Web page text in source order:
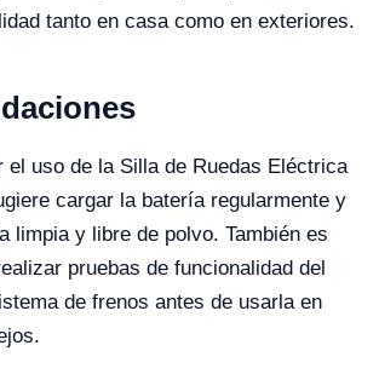
tanto en casa como en exteriores.
el uso de la Silla de Ruedas Eléctrica
cargar la batería regularmente y
limpia y libre de polvo. También es
pruebas de funcionalidad del
de frenos antes de usarla en